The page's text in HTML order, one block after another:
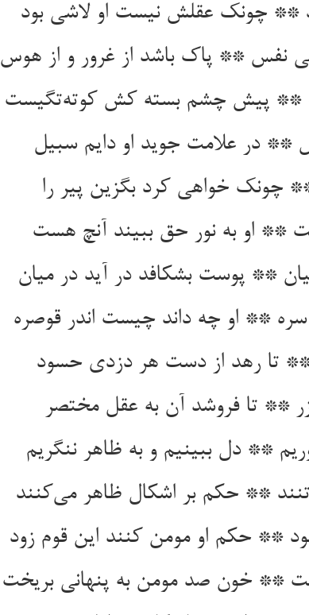
** چونک عقلش نیست او لاشی بود
نفس ** پاک باشد از غرور و از هوس
** پیش چشم بسته کش کوته‌تگیست
** در علامت جوید او دایم سبیل
** چونک خواهی کرد بگزین پیر را
** او به نور حق ببیند آنچ هست
** پوست بشکافد در آید در میان
** او چه داند چیست اندر قوصره
** تا رهد از دست هر دزدی حسود
** تا فروشد آن به عقل مختصر
** دل ببینیم و به ظاهر ننگریم
** حکم بر اشکال ظاهر می‌کنند
** حکم او مومن کنند این قوم زود
** خون صد مومن به پنهانی بریخت